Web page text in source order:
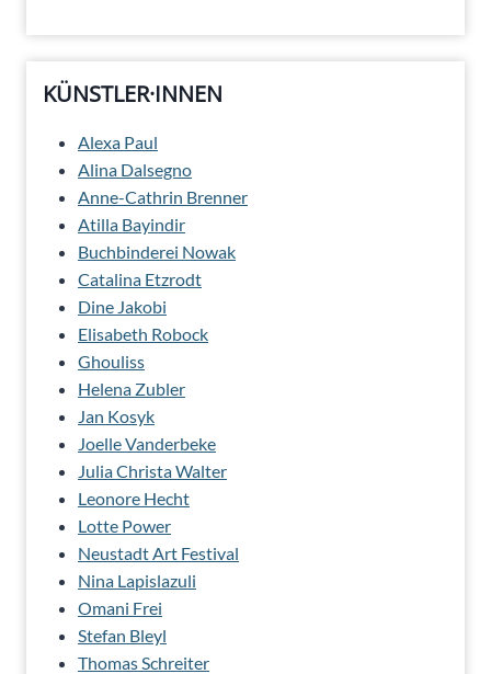
KÜNSTLER·INNEN
Alexa Paul
Alina Dalsegno
Anne-Cathrin Brenner
Atilla Bayindir
Buchbinderei Nowak
Catalina Etzrodt
Dine Jakobi
Elisabeth Robock
Ghouliss
Helena Zubler
Jan Kosyk
Joelle Vanderbeke
Julia Christa Walter
Leonore Hecht
Lotte Power
Neustadt Art Festival
Nina Lapislazuli
Omani Frei
Stefan Bleyl
Thomas Schreiter